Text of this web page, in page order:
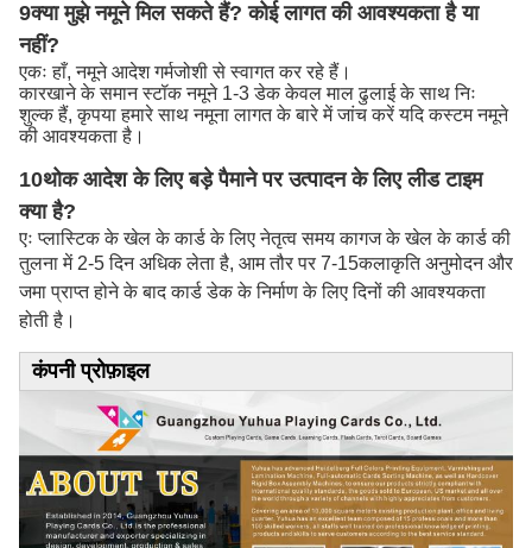
9क्या मुझे नमूने मिल सकते हैं? कोई लागत की आवश्यकता है या
नहीं?
एकः हाँ, नमूने आदेश गर्मजोशी से स्वागत कर रहे हैं।
कारखाने के समान स्टॉक नमूने 1-3 डेक केवल माल ढुलाई के साथ निः
शुल्क हैं, कृपया हमारे साथ नमूना लागत के बारे में जांच करें यदि कस्टम नमूने
की आवश्यकता है।
10थोक आदेश के लिए बड़े पैमाने पर उत्पादन के लिए लीड टाइम
क्या है?
एः प्लास्टिक के खेल के कार्ड के लिए नेतृत्व समय कागज के खेल के कार्ड की
तुलना में 2-5 दिन अधिक लेता है, आम तौर पर 7-15कलाकृति अनुमोदन और
जमा प्राप्त होने के बाद कार्ड डेक के निर्माण के लिए दिनों की आवश्यकता
होती है।
कंपनी प्रोफ़ाइल